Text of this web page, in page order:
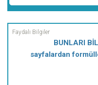
BUNLARI
sayfalardan